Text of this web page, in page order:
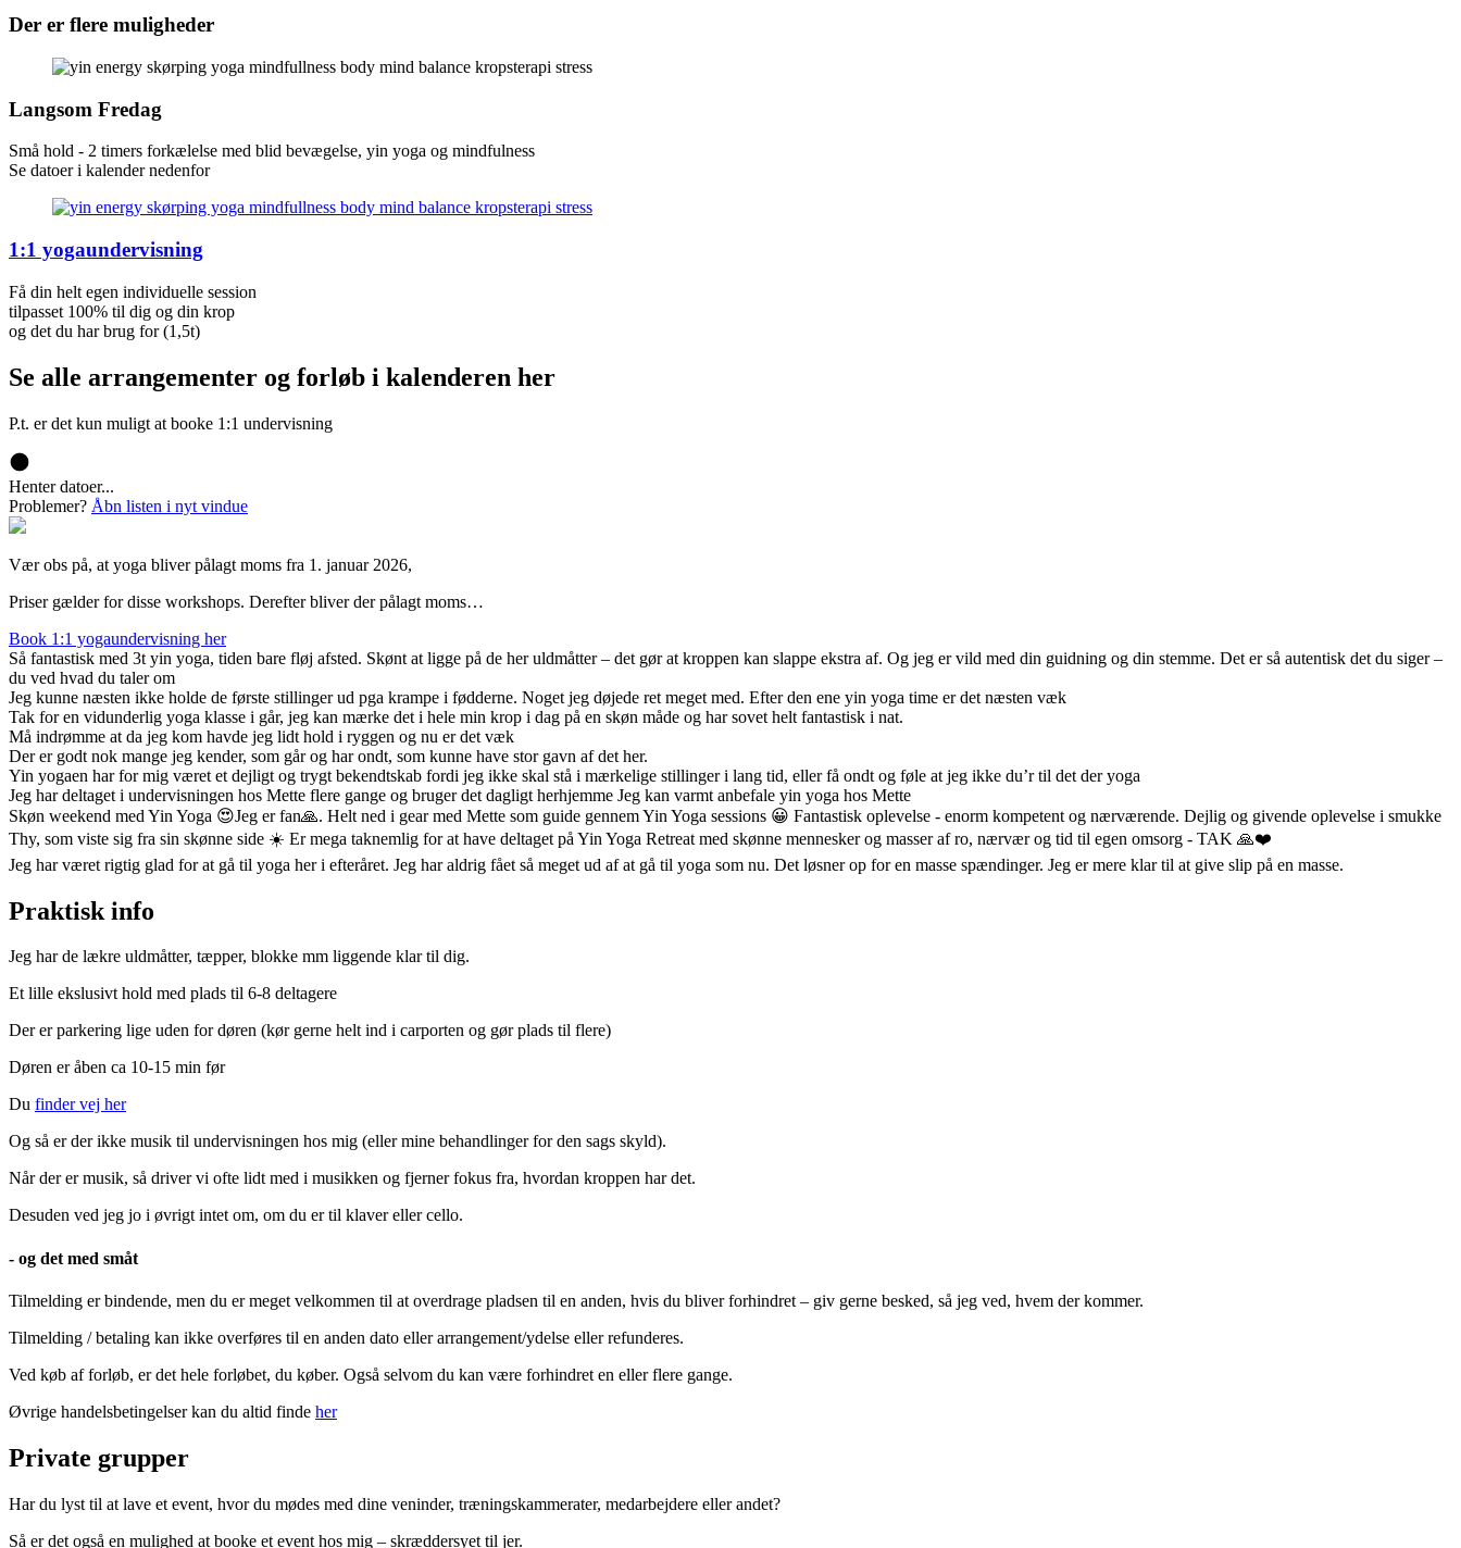
Der er flere muligheder
Langsom Fredag
Små hold - 2 timers forkælelse med blid bevægelse, yin yoga og mindfulness
Se datoer i kalender nedenfor
1:1 yogaundervisning
Få din helt egen individuelle session
tilpasset 100% til dig og din krop
og det du har brug for (1,5t)
Se alle arrangementer og forløb i kalenderen her
P.t. er det kun muligt at booke 1:1 undervisning
Henter datoer...
Problemer? Åbn listen i nyt vindue
Vær obs på, at yoga bliver pålagt moms fra 1. januar 2026,
Priser gælder for disse workshops. Derefter bliver der pålagt moms…
Book 1:1 yogaundervisning her
Så fantastisk med 3t yin yoga, tiden bare fløj afsted. Skønt at ligge på de her uldmåtter – det gør at kroppen kan slappe ekstra af. Og jeg er vild med din guidning og din stemme. Det er så autentisk det du siger –
du ved hvad du taler om
Jeg kunne næsten ikke holde de første stillinger ud pga krampe i fødderne. Noget jeg døjede ret meget med. Efter den ene yin yoga time er det næsten væk
Tak for en vidunderlig yoga klasse i går, jeg kan mærke det i hele min krop i dag på en skøn måde og har sovet helt fantastisk i nat.
Må indrømme at da jeg kom havde jeg lidt hold i ryggen og nu er det væk
Der er godt nok mange jeg kender, som går og har ondt, som kunne have stor gavn af det her.
Yin yogaen har for mig været et dejligt og trygt bekendtskab fordi jeg ikke skal stå i mærkelige stillinger i lang tid, eller få ondt og føle at jeg ikke du’r til det der yoga
Jeg har deltaget i undervisningen hos Mette flere gange og bruger det dagligt herhjemme Jeg kan varmt anbefale yin yoga hos Mette
Skøn weekend med Yin Yoga 😍Jeg er fan🙏. Helt ned i gear med Mette som guide gennem Yin Yoga sessions 😀 Fantastisk oplevelse - enorm kompetent og nærværende. Dejlig og givende oplevelse i smukke
Thy, som viste sig fra sin skønne side ☀️ Er mega taknemlig for at have deltaget på Yin Yoga Retreat med skønne mennesker og masser af ro, nærvær og tid til egen omsorg - TAK 🙏❤️
Jeg har været rigtig glad for at gå til yoga her i efteråret. Jeg har aldrig fået så meget ud af at gå til yoga som nu. Det løsner op for en masse spændinger. Jeg er mere klar til at give slip på en masse.
Praktisk info
Jeg har de lækre uldmåtter, tæpper, blokke mm liggende klar til dig.
Et lille ekslusivt hold med plads til 6-8 deltagere
Der er parkering lige uden for døren (kør gerne helt ind i carporten og gør plads til flere)
Døren er åben ca 10-15 min før
Du finder vej her
Og så er der ikke musik til undervisningen hos mig (eller mine behandlinger for den sags skyld).
Når der er musik, så driver vi ofte lidt med i musikken og fjerner fokus fra, hvordan kroppen har det.
Desuden ved jeg jo i øvrigt intet om, om du er til klaver eller cello.
- og det med småt
Tilmelding er bindende, men du er meget velkommen til at overdrage pladsen til en anden, hvis du bliver forhindret – giv gerne besked, så jeg ved, hvem der kommer.
Tilmelding / betaling kan ikke overføres til en anden dato eller arrangement/ydelse eller refunderes.
Ved køb af forløb, er det hele forløbet, du køber. Også selvom du kan være forhindret en eller flere gange.
Øvrige handelsbetingelser kan du altid finde her
Private grupper
Har du lyst til at lave et event, hvor du mødes med dine veninder, træningskammerater, medarbejdere eller andet?
Så er det også en mulighed at booke et event hos mig – skræddersyet til jer.